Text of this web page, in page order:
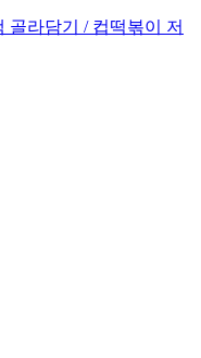
골라담기 / 컵떡볶이 저